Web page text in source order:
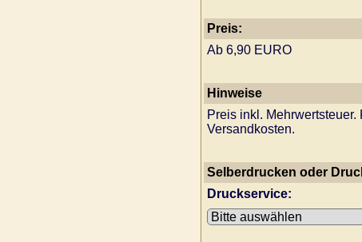
Preis:
Ab 6,90 EURO
Hinweise
Preis inkl. Mehrwertsteuer.
Versandkosten.
Selberdrucken oder
Druckservice: